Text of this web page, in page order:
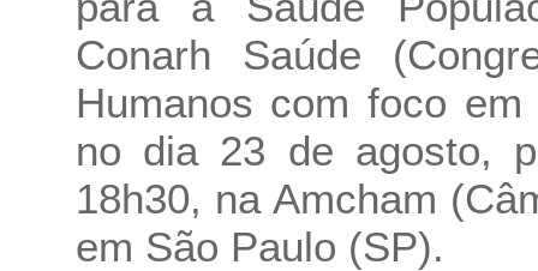
Conarh Saúde
Humanos com foco
no dia 23 de agosto,
18h30, na Amcham
em São Paulo (SP).